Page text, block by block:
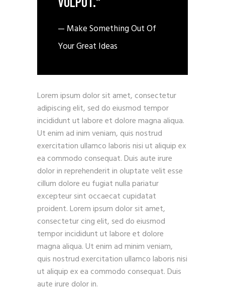
— Make Something Out Of
Your Great Ideas
Lorem ipsum dolor sit amet, consectetur
adipiscing elit, sed do eiusmod tempor
incididunt ut labore et dolore magna aliqua.
Ut enim ad inim veniam, quis nostrud
exercitation ullamco laboris nisi ut aliquip ex
ea commodo consequat. Duis aute irure
dolor in reprehenderit in oluptate velit esse
cillum dolore eu fugiat nulla pariatur
excepteur sint occaecat cupidatat
proident. Lorem ipsum dolor sit amet,
consectetur cing elit, sed do eiusmod
tempor incididunt ut labore et dolore
magna aliqua. Ut enim ad minim veniam,
quis nostrud exercitation ullamco laboris nisi
ut aliquip ex ea commodo consequat. Duis